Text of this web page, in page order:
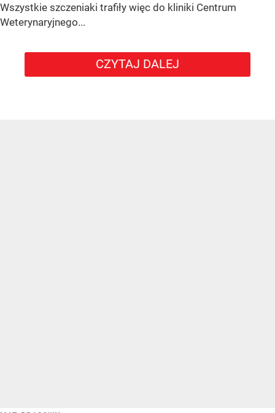
Wszystkie szczeniaki trafiły więc do kliniki Centrum
Weterynaryjnego...
CZYTAJ DALEJ